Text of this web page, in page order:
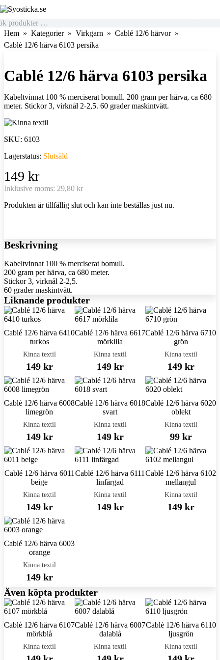
Hem Kategorier Virkgarn
Cablé 12/6 härvor
Cablé 12/6 härva 6103 persika
Cablé 12/6 härva 6103 persika
Kabeltvinnat 100 % merciserat bomull. 200 gram per härva, ca 680
meter. Stickor 3, virknål 2-2,5. 60 grader maskintvätt.
SKU: 6103
Lagerstatus: Slutsåld
149 kr
Inklusive moms: 29,80 kr
Produkten är tillfällig slut och kan inte beställas just nu.
Beskrivning
Kabeltvinnat 100 % merciserat bomull.
200 gram per härva, ca 680 meter.
Stickor 3, virknål 2-2,5.
60 grader maskintvätt.
Liknande produkter
Cablé 12/6 härva 6410
turkos
Kinna textil
149 kr
Cablé 12/6 härva 6617
mörklila
Kinna textil
149 kr
Cablé 12/6 härva 6710
grön
Kinna textil
149 kr
Cablé 12/6 härva 6008
limegrön
Kinna textil
149 kr
Cablé 12/6 härva 6018
svart
Kinna textil
149 kr
Cablé 12/6 härva 6020
oblekt
Kinna textil
99 kr
Cablé 12/6 härva 6011
beige
Kinna textil
149 kr
Cablé 12/6 härva 6111
linfärgad
Kinna textil
149 kr
Cablé 12/6 härva 6102
mellangul
Kinna textil
149 kr
Cablé 12/6 härva 6003
orange
Kinna textil
149 kr
Även köpta produkter
Cablé 12/6 härva 6107
mörkblå
Kinna textil
Cablé 12/6 härva 6007
dalablå
Kinna textil
Cablé 12/6 härva 6110
ljusgrön
Kinna textil